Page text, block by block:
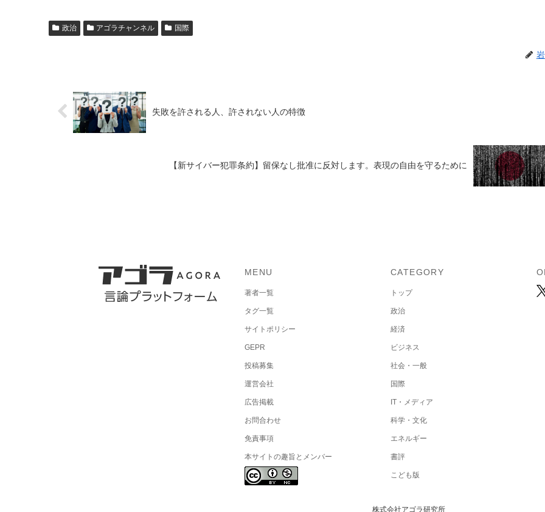
政治 アゴラチャンネル 国際
失敗を許される人、許されない人の特徴
【新サイバー犯罪条約】留保なし批准に反対します。表現の自由を守るために
MENU
著者一覧
タグ一覧
サイトポリシー
GEPR
投稿募集
運営会社
広告掲載
お問合わせ
免責事項
本サイトの趣旨とメンバー
CATEGORY
トップ
政治
経済
ビジネス
社会・一般
国際
IT・メディア
科学・文化
エネルギー
書評
こども版
株式会社アゴラ研究所